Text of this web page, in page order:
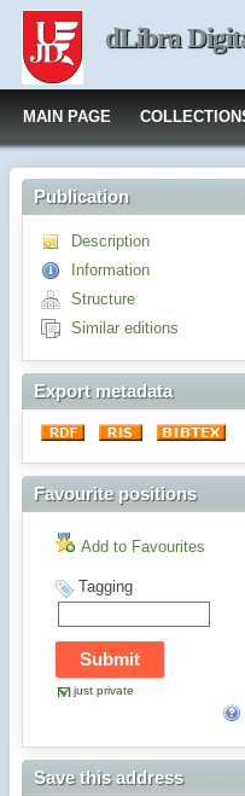
dLibra
MAIN PAGE
Publication
Description
Information
Structure
Similar editions
Export metadata
Favourite positions
Add to Favourites
Tagging
just private
Save this address